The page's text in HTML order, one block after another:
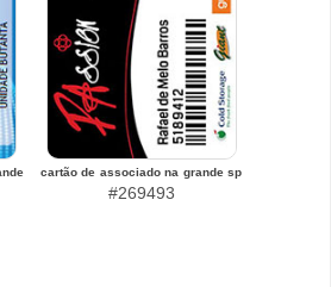
cartão de associado na grande sp
#269493